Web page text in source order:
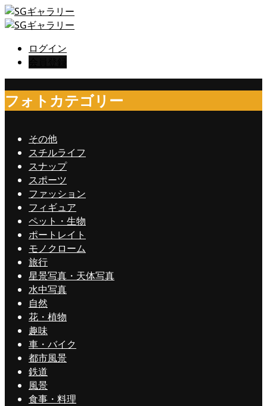
ログイン
フォトカテゴリー
その他
スチルライフ
スナップ
スポーツ
ファッション
フィギュア
ペット・生物
ポートレイト
モノクローム
旅行
星景写真・天体写真
水中写真
自然
花・植物
趣味
車・バイク
都市風景
鉄道
風景
食事・料理